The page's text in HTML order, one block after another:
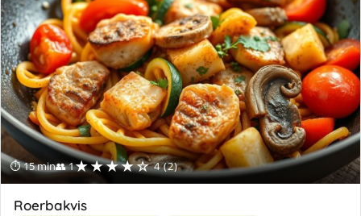
⏱ 15 min👥 1★★★★☆ 4 (2)
Roerbakvis